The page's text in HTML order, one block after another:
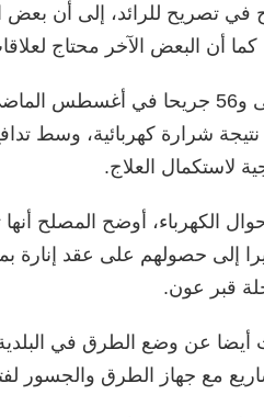
في تصريح للرائد، إلى أن بعض
كما أن البعض الآخر محتاج
وسقط 9 قتلى و56 جريحا في
نتيجة شرارة كهربائية، وسط
لاستكمال العلاج.
الكهرباء، أوضح المصلح
قبر عون.
أيضا عن وضع الطرق في
مع جهاز الطرق والجسور